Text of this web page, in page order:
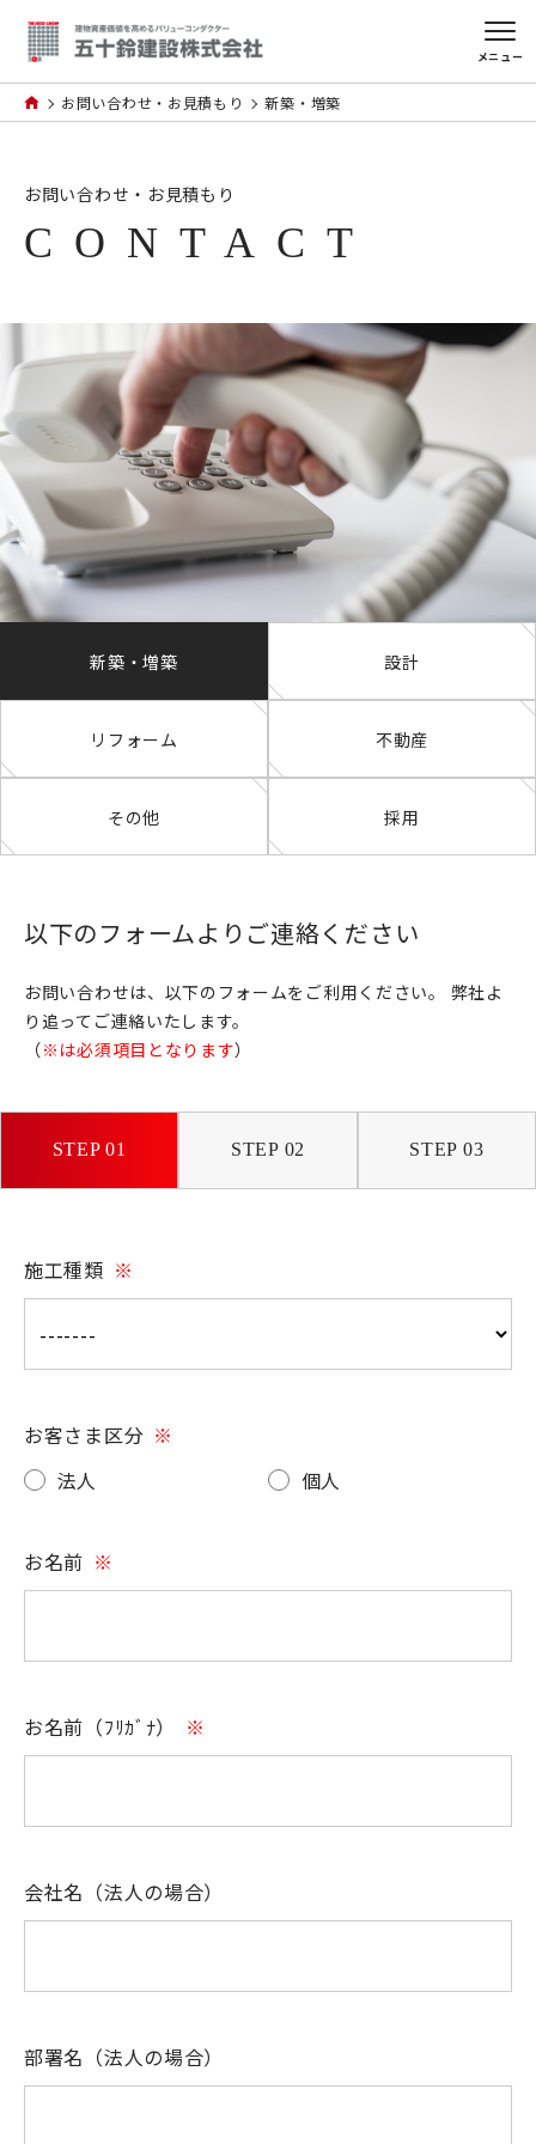
メニュー
お問い合わせ・お見積もり
CONTACT
新築・増築 設計
リフォーム 不動産
その他 採用
お問い合わせ・お見積もり 新築・増築
以下のフォームよりご連絡ください
お問い合わせは、以下のフォームをご利用ください。
弊社よ
り追ってご連絡いたします。
（※は必須項目となります）
STEP 01 STEP 02 STEP 03
施工種類 ※
お客さま区分 ※
法人
個人
お名前 ※
お名前（ﾌﾘｶﾞﾅ） ※
会社名（法人の場合）
部署名（法人の場合）